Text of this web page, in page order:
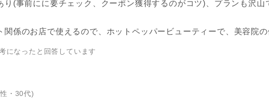
り(事前にに要チェック、クーポン獲得するのがコツ)、プランも沢山
関係のお店で使えるので、ホットペッパービューティーで、美容院の
になったと回答しています
・30代)